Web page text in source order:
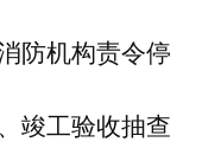
防机构责令停
竣工验收抽查